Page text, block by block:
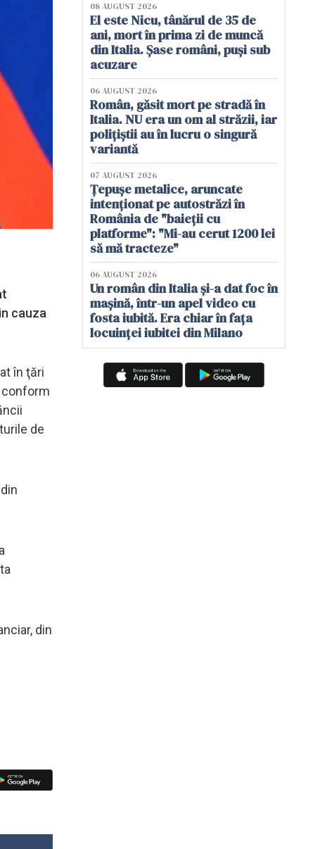
cauza
în ţări
conform
de
din
08 AUGUST 2026
El este Nicu, tânărul de 35 de
ani, mort în prima zi de muncă
din Italia. Șase români, puși sub
acuzare
06 AUGUST 2026
Român, găsit mort pe stradă în
Italia. NU era un om al străzii, iar
polițiștii au în lucru o singură
variantă
07 AUGUST 2026
Țepușe metalice, aruncate
intenționat pe autostrăzi în
România de "baieții cu
platforme": "Mi-au cerut 1200 lei
să mă tracteze"
06 AUGUST 2026
Un român din Italia și-a dat foc în
mașină, într-un apel video cu
fosta iubită. Era chiar în fața
locuinței iubitei din Milano